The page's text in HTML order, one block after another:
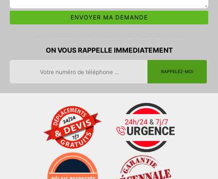
ON VOUS RAPPELLE IMMEDIATEMENT